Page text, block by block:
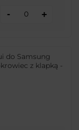
- +
do Samsung
z klapką -